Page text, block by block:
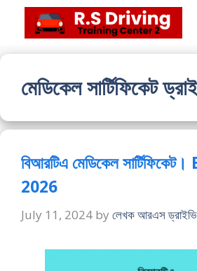
content
মেডিকেল সার্টিফিকেট
বিআরটিএ মেডিকেল
2026
July 11, 2024 by লেখক আরএস